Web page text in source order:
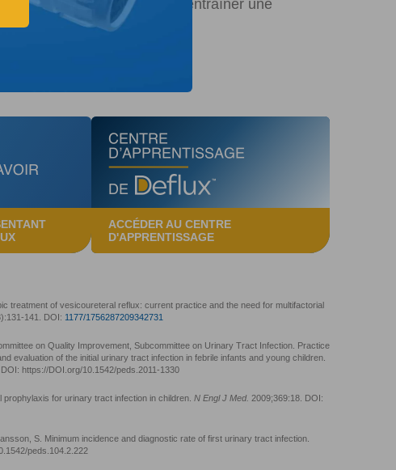
toute une vie et peuvent entraîner une
ACCÉDER AU CENTRE
D'APPRENTISSAGE
treatment of vesicoureteral reflux: current practice and the need for multifactorial
141. DOI: 1177/1756287209342731
on Quality Improvement, Subcommittee on Urinary Tract Infection. Practice
evaluation of the initial urinary tract infection in febrile infants and young children.
DOI: https://DOI.org/10.1542/peds.2011-1330
prophylaxis for urinary tract infection in children. N Engl J Med. 2009;369:18. DOI:
S. Minimum incidence and diagnostic rate of first urinary tract infection.
peds.104.2.222